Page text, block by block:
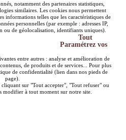
notamment des partenaires statistiques,
similaires. Les cookies nous permettent
informations telles que les caractéristiques de
personnelles (par exemple : adresses IP,
ou de géolocalisation, identifiants uniques).
Tout
Paramétrez vos
entre autres : analyse et amélioration de
de produits et de services... Pour plus
de confidentialité (lien dans nos pieds de
page).
sur "Tout accepter", "Tout refuser" ou
modifier à tout moment sur notre site.